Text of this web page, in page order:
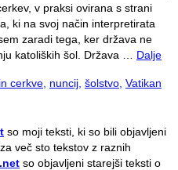
v praksi ovirana s strani
ki na svoj način interpretirata
zaradi tega, ker država ne
katoliških šol. Država … Dalje
cerkve nuncij šolstvo Vatikan
so moji teksti, ki so bili objavljeni
več sto tekstov z raznih
so objavljeni starejši teksti o